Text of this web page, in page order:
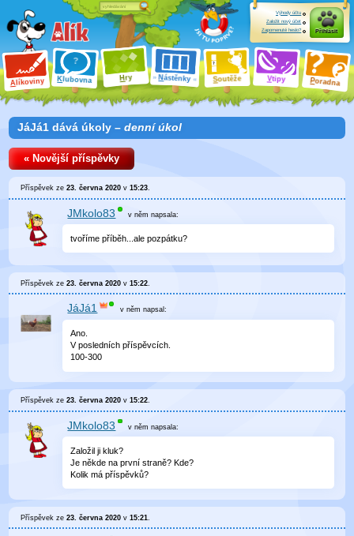
Alíkoviny Klubovna Hry Nástěnky Soutěže Vtipy Poradna
Výhody účtu
Založit nový účet
Zapomenuté heslo?
Přihlásit
JáJá1 dává úkoly – denní úkol
« Novější příspěvky
Příspěvek ze23. června 2020 v15:23.
JMkolo83 v němnapsala:
tvoříme příběh...ale pozpátku?
Příspěvek ze23. června 2020 v15:22
JáJá1 v něm napsal:
Ano.
V posledních příspěvcích.
100-300
Příspěvek ze23. června 2020 v15:22.
JMkolo83 v němnapsala:
Založil ji kluk?
Je někde na první straně? Kde?
Kolik má příspěvků?
Příspěvek ze23. června 2020 v15:21